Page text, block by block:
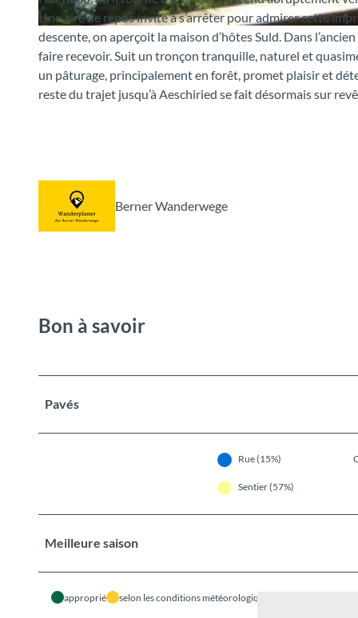
© Berne Rando, Berner Wanderwege
Une aire de repos invite à s’arrêter pour admirer cette
descente, on aperçoit la maison d’hôtes Suld. Dans
faire recevoir. Suit un tronçon tranquille, naturel et
un pâturage, principalement en forêt, promet plaisir et
reste du trajet jusqu’à Aeschiried se fait désormais sur
Berner Wanderwege
Bon à savoir
Pavés
Rue (15%)
Sentier (57%)
Meilleure saison
approprié selon les conditions météorologiques